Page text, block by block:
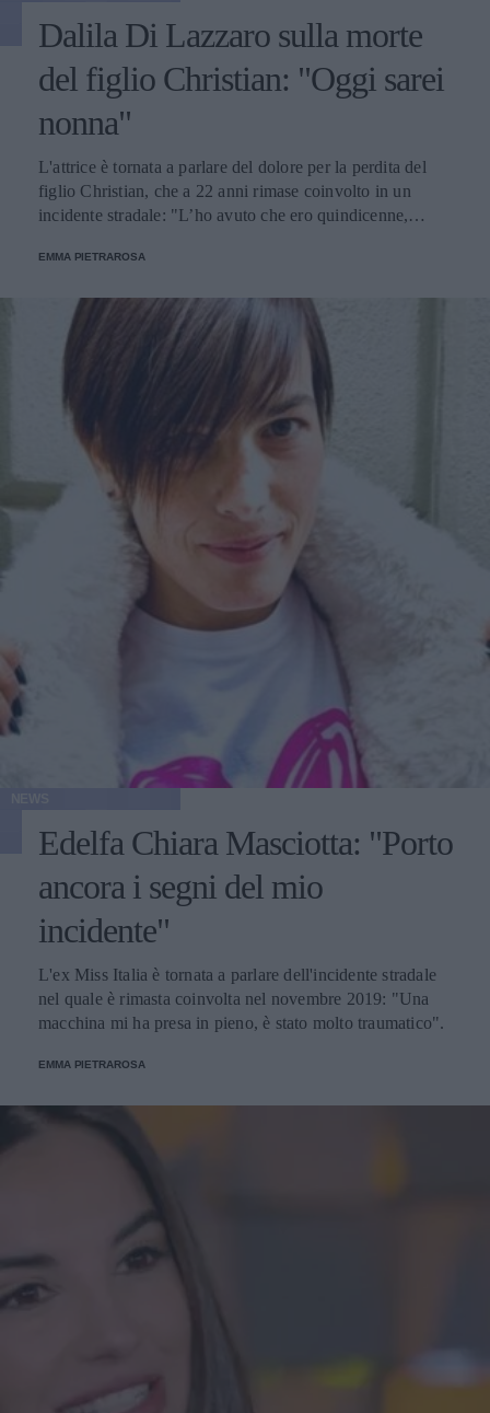
Dalila Di Lazzaro sulla morte
del figlio Christian: "Oggi sarei
nonna"
L'attrice è tornata a parlare del dolore per la perdita del
figlio Christian, che a 22 anni rimase coinvolto in un
incidente stradale: "L’ho avuto che ero quindicenne,
EMMA PIETRAROSA
Edelfa Chiara Masciotta: "Porto
ancora i segni del mio
incidente"
L'ex Miss Italia è tornata a parlare dell'incidente stradale
nel quale è rimasta coinvolta nel novembre 2019: "Una
macchina mi ha presa in pieno, è stato molto traumatico".
EMMA PIETRAROSA